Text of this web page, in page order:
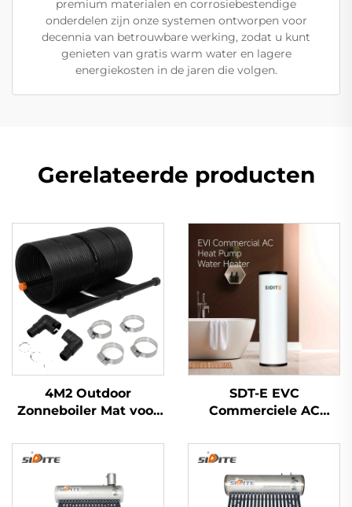
premium materialen en corrosiebestendige
onderdelen zijn onze systemen ontworpen voor
decennia van betrouwbare werking, zodat u kunt
genieten van gratis warm water en lagere
energiekosten in de jaren die volgen.
Gerelateerde producten
4M2 Outdoor
Zonneboiler Mat voor
Milieuvriendelijke
Zonneverwarming
Oplossing
SDT-E EVC
Commerciele AC
Waterkoker 150L-500L
Capaciteit
Energiezuinig
Galvaniseerd